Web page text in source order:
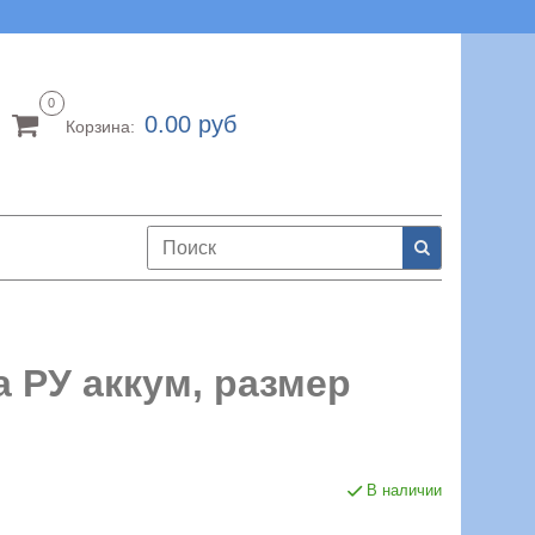
0
Корзина: 0.00 руб
аккум, размер
В наличии